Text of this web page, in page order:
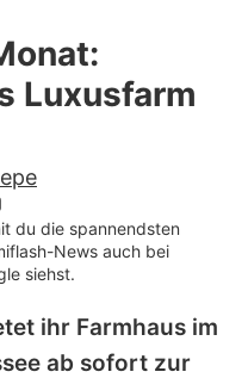
Promiflash
Luxusfarm
du die spannendsten
News auch bei
siehst.
ihr Farmhaus im
ab sofort zur